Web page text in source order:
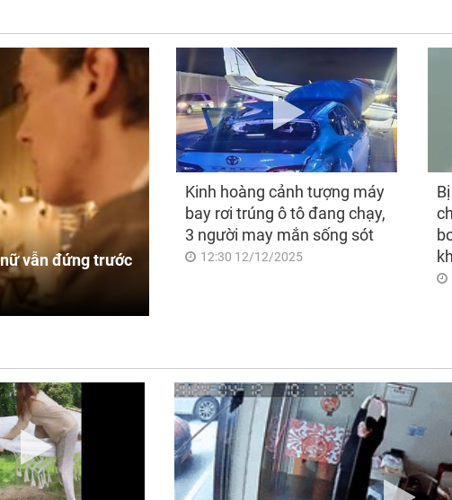
vẫn đứng trước
Kinh hoàng cảnh tượng máy
bay rơi trúng ô tô đang chạy,
3 người may mắn sống sót
12:30 12/12/2025